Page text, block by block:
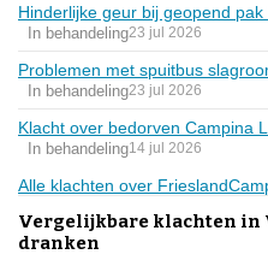
Hinderlijke geur bij geopend
In behandeling23 jul 2026
Problemen met spuitbus
In behandeling23 jul 2026
Klacht over bedorven Campina
In behandeling14 jul 2026
Alle klachten over
Vergelijkbare klachten in
dranken